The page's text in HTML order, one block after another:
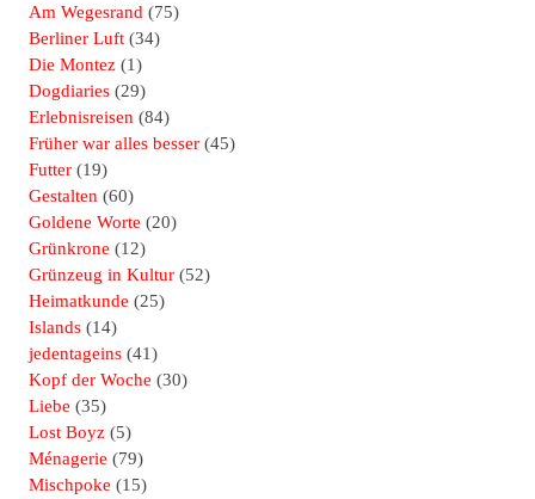
Am Wegesrand (75)
Berliner Luft (34)
Die Montez (1)
Dogdiaries (29)
Erlebnisreisen (84)
Früher war alles besser (45)
Futter (19)
Gestalten (60)
Goldene Worte (20)
Grünkrone (12)
Grünzeug in Kultur (52)
Heimatkunde (25)
Islands (14)
jedentageins (41)
Kopf der Woche (30)
Liebe (35)
Lost Boyz (5)
Ménagerie (79)
Mischpoke (15)